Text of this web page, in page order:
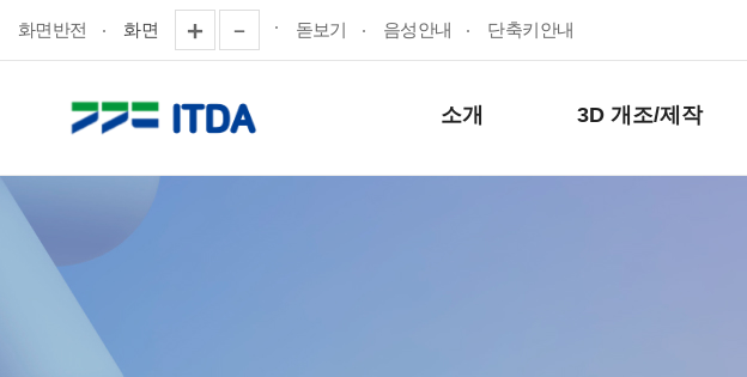
화면반전 화면 돋보기 음성안내 단축키안내
소개 3D 개조/제작